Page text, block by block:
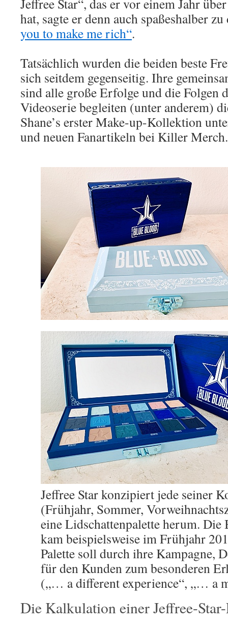
Jeffree Star“, das er vor einem Jahr
hat, sagte er denn auch spaßeshalber
you to make me rich“.
Tatsächlich wurden die beiden beste
sich seitdem gegenseitig. Ihre
sind alle große Erfolge und die Folgen
Videoserie begleiten (unter anderem)
Shane’s erster Make-up-Kollektion
und neuen Fanartikeln bei Killer Merch.
Jeffree Star konzipiert jede seiner
(Frühjahr, Sommer,
eine Lidschattenpalette herum.
kam beispielsweise im Frühjahr
Palette soll durch ihre Kampagne,
für den Kunden zum besonderen
(„… a different experience“, „… a
Die Kalkulation einer Jeffree-